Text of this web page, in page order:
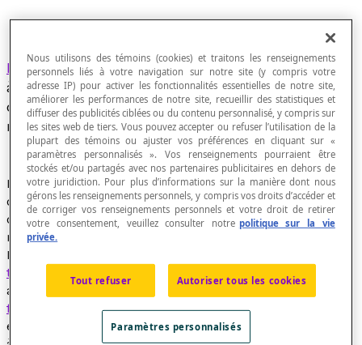
Rapportentre le nombre de résultats favorables
à l'évènement au nombre de résultats possibles
de l'expérience aléatoire, lorsque chacun des
résultats a autant de chance de se produire.
Rapport du nombre d'éléments (résultats favorables
d'unévè nementau nombre total derésultatspossibles
de l'expérience aléatoire, lorsque chacun de ces
résultats a autant de chances de se produire.
Il est souvent possible de calculer la
théorique
d'un évènement. Mais, il arrive que l'on doive
avoir recours à la probabilité
fréquentielle
. Laprobabilité théoriqued'obtenir un 6
en lançant un dé honnête à six faces numérotées de 1
Nous utilisons des témoins (cookies) et traitons les renseignements
personnels liés à votre navigation sur notre site (y compris votre
adresse IP) pour activer les fonctionnalités essentielles de notre site,
améliorer les performances de notre site, recueillir des statistiques et
diffuser des publicités ciblées ou du contenu personnalisé, y compris sur
les sites web de tiers. Vous pouvez accepter ou refuser l’utilisation de la
plupart des témoins ou ajuster vos préférences en cliquant sur «
paramètres personnalisés ». Vos renseignements pourraient être
stockés et/ou partagés avec nos partenaires publicitaires en dehors de
votre juridiction. Pour plus d’informations sur la manière dont nous
gérons les renseignements personnels, y compris vos droits d’accéder et
de corriger vos renseignements personnels et votre droit de retirer
votre consentement, veuillez consulter notre politique sur la vie
privée.
Tout refuser Autoriser tous les cookies
Paramètres personnalisés